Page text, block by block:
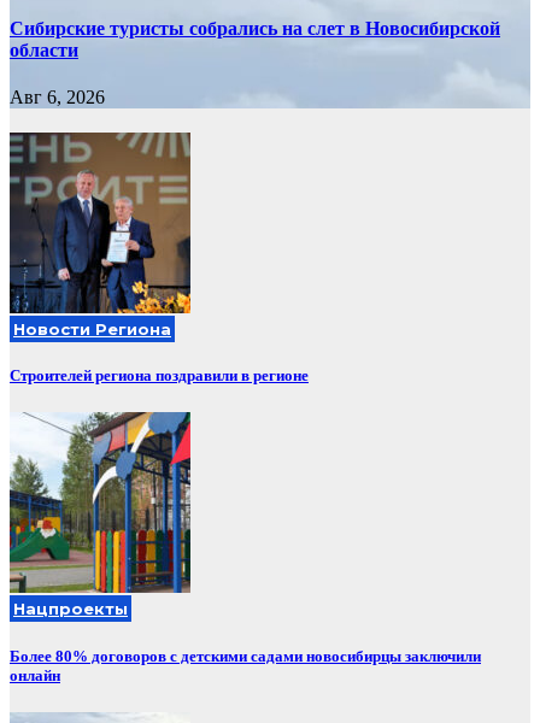
Сибирские туристы собрались на слет в Новосибирской
области
Авг 6, 2026
Новости Региона
Строителей региона поздравили в регионе
Нацпроекты
Более 80% договоров с детскими садами новосибирцы заключили
онлайн